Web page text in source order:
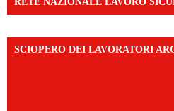
SCIOPERO DEI LAVORATORI